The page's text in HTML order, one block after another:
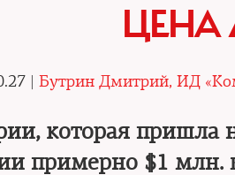
ЦЕНА
| Бутрин Дмитрий, ИД
которая пришла
примерно $1